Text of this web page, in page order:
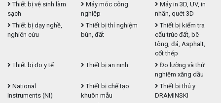
Thiết bị vệ sinh làm
sạch
Máy móc công
nghiệp
Máy in 3D, UV, in
nhãn, quét 3D
Thiết bị dạy nghề,
nghiên cứu
Thiết bị thí nghiệm
bùn, đất
Thiết bị kiểm tra
cấu trúc đất, bê
tông, đá, Asphalt,
cốt thép
Thiết bị đo y tế
Thiết bị an ninh
Đo lường và thử
nghiệm xăng dầu
National
Instruments (NI)
Thiết bị chế tạo
khuôn mẫu
Thiết bị thú y
DRAMINSKI